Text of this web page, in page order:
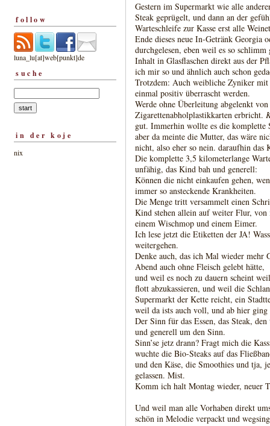
follow
luna_lu[at]web[punkt]de
suche
in der koje
nix
Gestern im Supermarkt wie alle
Steak geprügelt, und dann an der
Warteschleife zur Kasse erst alle
Ende dieses neue In-Getränk Georgia
durchgelesen, eben weil es so
Inhalt in Glasflaschen direkt aus der
ich mir so und ähnlich auch schon
Trotzdem: Auch weibliche Zyniker
einmal positiv überrascht werden.
Werde ohne Überleitung abgelenkt
Zigarettenabholplastikkarten erbricht.
gut. Immerhin wollte es die
aber da meinte die Mutter, das wäre
nicht, also eher so nein. daraufhin das
Die komplette 3,5 kilometerlange
unfähig, das Kind bah und generell:
Können die nicht einkaufen gehen,
immer so ansteckende Krankheiten.
Die Menge tritt versammelt einen
Kind stehen allein auf weiter Flur,
einem Wischmop und einem Eimer.
Ich lese jetzt die Etiketten der JA!
weitergehen.
Denke auch, das ich Mal wieder mehr
Abend auch ohne Fleisch gelebt hätte,
und weil es noch zu dauern scheint
flott abzukassieren, und weil die
Supermarkt der Kette reicht, ein
weil da ists auch voll, und ab hier
Der Sinn für das Essen, das Steak,
und generell um den Sinn.
Sinn’se jetz drann? Fragt mich die
wuchte die Bio-Steaks auf das
und den Käse, die Smoothies und tja,
gelassen. Mist.
Komm ich halt Montag wieder, neuer
Und weil man alle Vorhaben direkt
schön in Melodie verpackt und